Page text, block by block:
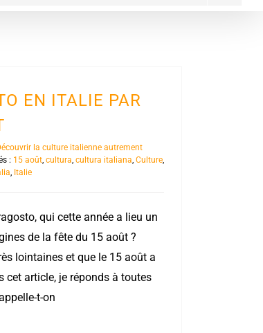
EN ITALIE PAR
la culture italienne autrement
: 15 août, cultura, cultura italiana, Culture,
, Italie
qui cette année a lieu un
de la fête du 15 août ?
lointaines et que le 15 août a
cet article, je réponds à toutes
t-on